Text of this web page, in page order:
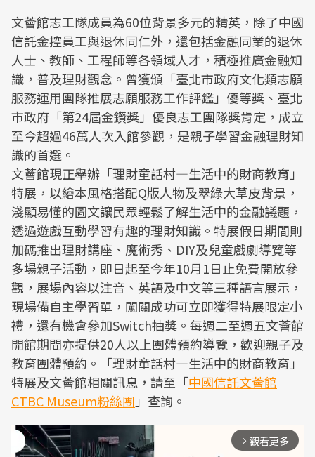
文薈館志工隊成員為60位背景多元的精英，除了中國
信託金控員工與退休同仁外，還包括金融同業的退休
人士、教師、工程師等各領域人才，積極推廣金融知
識，普及理財觀念。曾獲頒「臺北市政府文化類志願
服務運用團隊推展志願服務工作評鑑」優等獎、臺北
市政府「第24屆金鑽獎」優良志工團隊獎肯定，成立
至今超過46萬人次入館參觀，是親子學習金融理財知
識的首選。
文薈館現正舉辦「理財童話村—生活中的財商教育」
特展，以繪本風格搭配Q版人物及翠綠大草皮背景，
淺顯易懂的圖文讓民眾輕鬆了解生活中的金融議題，
透過遊戲互動學習有趣的理財知識。特展假日期間則
加碼推出理財講座、魔術秀、DIY及兒童戲劇導覽等
多場親子活動，即日起至今年10月1日止免費開放參
觀，展場內容以注音、英語及中文等三種語言展示，
現場備自主學習單，闖關成功可立即獲得特展限定小
禮，還有機會參加Switch抽獎。每週二至週五文薈館
開館期間亦提供20人以上團體預約導覽，歡迎親子及
教育團體預約。「理財童話村—生活中的財商教育」
特展及文薈館相關訊息，請至「中國信託文薈館
CTBC Museum粉絲團 」查詢。
arrow_forward_ios 觀看更多